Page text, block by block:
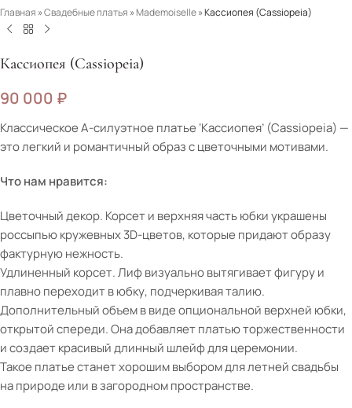
Главная »Свадебные платья »Mademoiselle»Кассиопея (Cassiopeia)
Кассиопея (Cassiopeia)
90 000 ₽
Классическое А-силуэтное платье ‘Кассиопея’ (Cassiopeia) —
это легкий и романтичный образ с цветочными мотивами.
Что нам нравится:
Цветочный декор. Корсет и верхняя часть юбки украшены
россыпью кружевных 3D-цветов, которые придают образу
фактурную нежность.
Удлиненный корсет. Лиф визуально вытягивает фигуру и
плавно переходит в юбку, подчеркивая талию.
Дополнительный объем в виде опциональной верхней юбки,
открытой спереди. Она добавляет платью торжественности
и создает красивый длинный шлейф для церемонии.
Такое платье станет хорошим выбором для летней свадьбы
на природе или в загородном пространстве.